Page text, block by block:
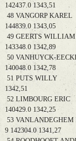
142437.0 1343,51
48 VANGORP
144839.0 1343,05
49 GEERTS
143348.0 1342,89
50 VANHUYCK-
140048.0 1342,78
51 PUTS WILLY
1342,51
52 LIMBOURG
140429.0 1342,25
53
9 142304.0 1341,27